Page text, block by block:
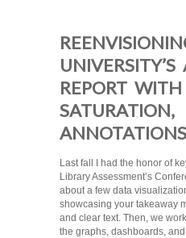
REPORT WITH
SATURATION,
Last fall I had the honor of
Library Assessment’s
about a few data
showcasing your takeaway
and clear text. Then, we
the graphs, dashboards,